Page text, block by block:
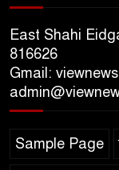
East Shahi
816626
Gmail:
Sample Page